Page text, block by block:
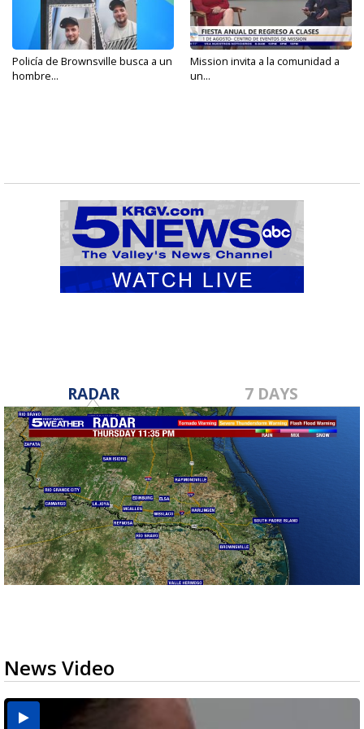
Policía de Brownsville busca a un
hombre...
Mission invita a la comunidad a
un...
RADAR 7 DAYS
News Video